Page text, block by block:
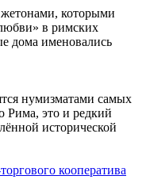
которыми
в римских
дома именовались
нумизматами самых
Рима, это и редкий
исторической